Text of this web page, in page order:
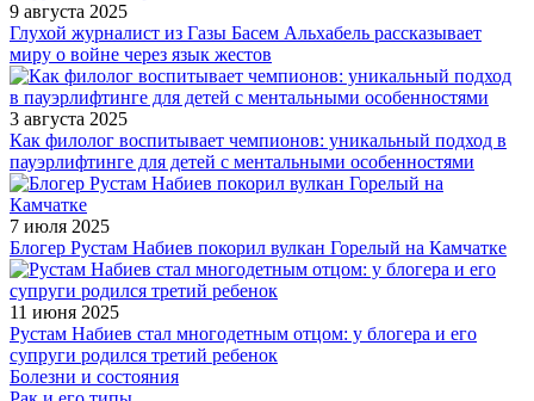
9 августа 2025
Глухой журналист из Газы Басем Альхабель рассказывает
миру о войне через язык жестов
3 августа 2025
Как филолог воспитывает чемпионов: уникальный подход в
пауэрлифтинге для детей с ментальными особенностями
7 июля 2025
Блогер Рустам Набиев покорил вулкан Горелый на Камчатке
11 июня 2025
Рустам Набиев стал многодетным отцом: у блогера и его
супруги родился третий ребенок
Болезни и состояния